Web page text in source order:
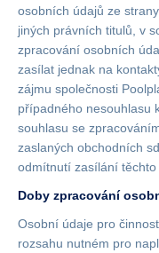
osobních údajů ze
jiných právních titulů, v
zpracování osobních
zasílat jednak na
zájmu společnosti
případného nesouhlasu
souhlasu se
zaslaných obchodních
odmítnutí zasílání těchto
Doby zpracování
Osobní údaje pro
rozsahu nutném pro